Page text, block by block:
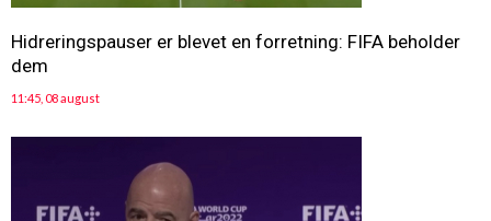
Hidreringspauser er blevet en forretning: FIFA beholder
dem
11:45, 08 august